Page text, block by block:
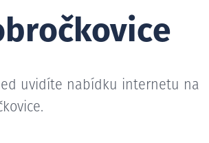
uvidíte nabídku internetu na